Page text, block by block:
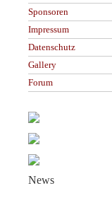
Sponsoren
Impressum
Datenschutz
Gallery
Forum
News